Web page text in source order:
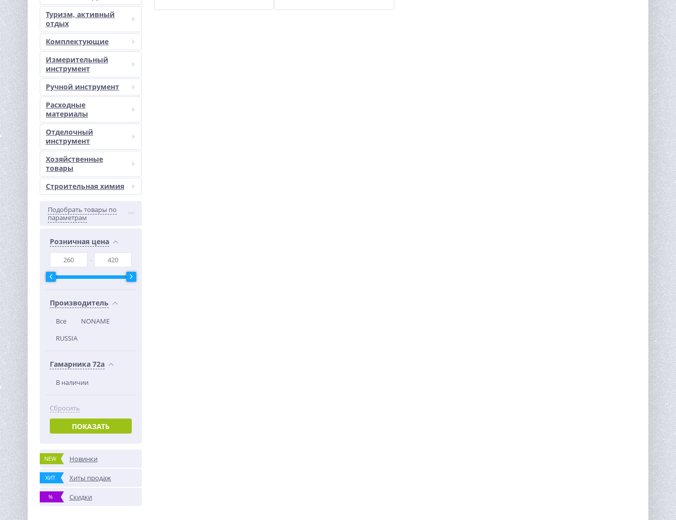
Туризм, активный
отдых
Комплектующие
Измерительный
инструмент
Ручной инструмент
Расходные
материалы
Отделочный
инструмент
Хозяйственные
товары
Строительная химия
Подобрать товары по
параметрам
Розничная цена
Производитель
Все
NONAME
RUSSIA
Гамарника 72а
В наличии
Сбросить
ПОКАЗАТЬ
NEW Новинки
ХИТ Хиты продаж
% Скидки